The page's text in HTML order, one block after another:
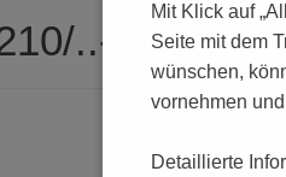
..-7.5-V-
Mit Klick auf
Seite mit dem
wünschen,
vornehmen
Detaillierte